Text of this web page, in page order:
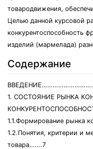
товародвижения,
Целью данной курсовой
конкурентоспособность
изделий (мармелада)
Содержание
1. СОСТОЯНИЕ РЫНКА
1.1.Формирование
1.2.Понятия, критерии и
товара…….7